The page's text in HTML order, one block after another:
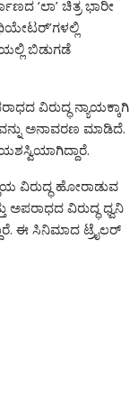
a
g
o
o
ai
l
y
k
‘ಲಾ’ ಚಿತ್ರ ಭಾರೀ
ಬಿಡುಗಡೆ
ವಿರುದ್ಧ ನ್ಯಾಯಕ್ಕಾಗಿ
ಅನಾವರಣ ಮಾಡಿದೆ.
ವಿರುದ್ಧ ಹೋರಾಡುವ
ವಿರುದ್ಧ ಧ್ವನಿ
ಈ ಸಿನಿಮಾದ ಟ್ರೈಲರ್